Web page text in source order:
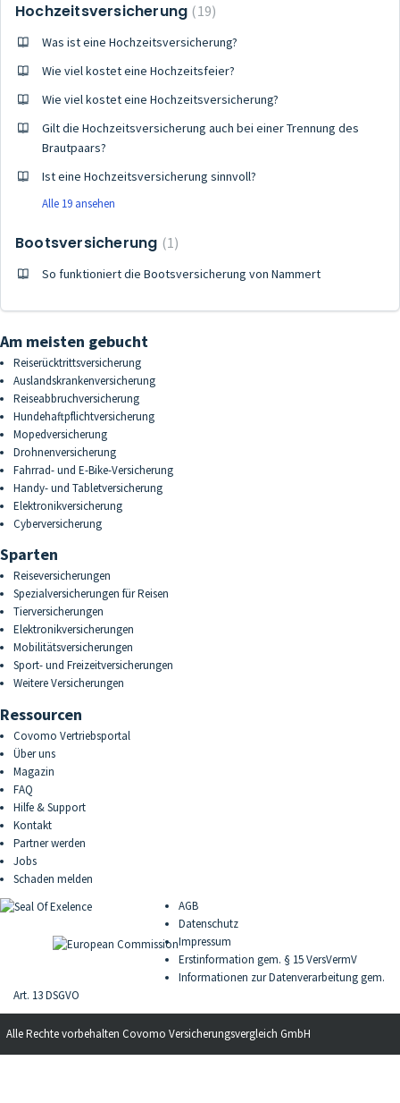
Hochzeitsversicherung 19
Was ist eine Hochzeitsversicherung?
Wie viel kostet eine Hochzeitsfeier?
Wie viel kostet eine Hochzeitsversicherung?
Gilt die Hochzeitsversicherung auch bei einer Trennung des
Brautpaars?
Ist eine Hochzeitsversicherung sinnvoll?
Alle 19 ansehen
Bootsversicherung 1
So funktioniert die Bootsversicherung von Nammert
Am meisten gebucht
Reiserücktrittsversicherung
Auslandskrankenversicherung
Reiseabbruchversicherung
Hundehaftpflichtversicherung
Mopedversicherung
Drohnenversicherung
Fahrrad- und E-Bike-Versicherung
Handy- und Tabletversicherung
Elektronikversicherung
Cyberversicherung
Sparten
Reiseversicherungen
Spezialversicherungen für Reisen
Tierversicherungen
Elektronikversicherungen
Mobilitätsversicherungen
Sport- und Freizeitversicherungen
Weitere Versicherungen
Ressourcen
Covomo Vertriebsportal
Über uns
Magazin
FAQ
Hilfe & Support
Kontakt
Partner werden
Jobs
Schaden melden
AGB
Datenschutz
Impressum
Erstinformation gem. § 15 VersVermV
Informationen zur Datenverarbeitung gem.
Art. 13 DSGVO
Alle Rechte vorbehalten Covomo Versicherungsvergleich GmbH